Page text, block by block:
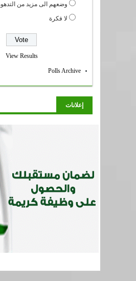
وضعهم الى مزيد من
لا فكرة
View Results
Polls Archive
إعلانات